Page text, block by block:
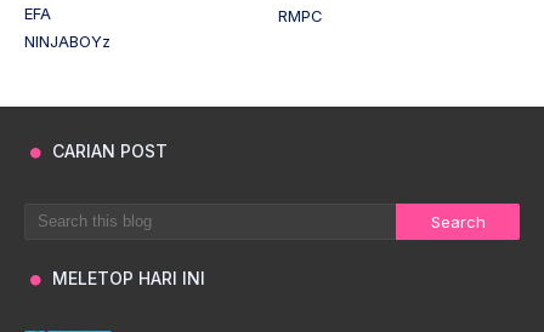
EFA
RMPC
NINJABOYz
CARIAN POST
MELETOP HARI INI